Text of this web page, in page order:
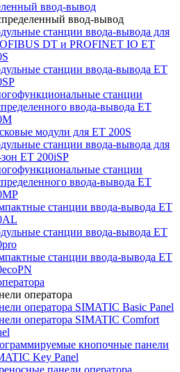
ввод-вывод
ввод-вывод
станции ввода-вывода для
DT и PROFINET IO ET
станции ввода-вывода ET
станции
ввода-вывода ET
модули для ET 200S
станции ввода-вывода для
ET 200iSP
станции
ввода-вывода ET
станции ввода-вывода ET
станции ввода-вывода ET
станции ввода-вывода ET
оператора
оператора SIMATIC Basic Panel
оператора SIMATIC Comfort
кнопочные панели
Key Panel
панели оператора